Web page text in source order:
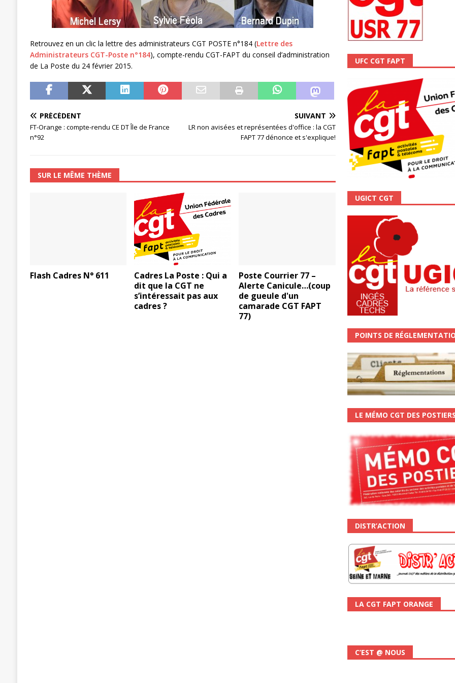
[ 27 avril 2024 ] 1er MAI 2024 ACTUALITÉ
Retrouvez en un clic la lettre des administrateurs CGT POSTE n°184 (Lettre des
Administrateurs CGT-Poste n°184), compte-rendu CGT-FAPT du conseil d’administration
de La Poste du 24 février 2015.
PRÉCÉDENT
FT-Orange : compte-rendu CE DT Île de France
n°92
SUIVANT
LR non avisées et représentées d'office : la CGT
FAPT 77 dénonce et s'explique!
SUR LE MÊME THÈME
Flash Cadres N° 611
Cadres La Poste : Qui a
dit que la CGT ne
s’intéressait pas aux
cadres ?
Poste Courrier 77 –
Alerte Canicule…(coup
de gueule d'un
camarade CGT FAPT
77)
UFC CGT FAPT
UGICT CGT
POINTS DE
LE MÉMO CGT DES
DISTR’ACTION
LA CGT FAPT ORANGE
C’EST @ NOUS